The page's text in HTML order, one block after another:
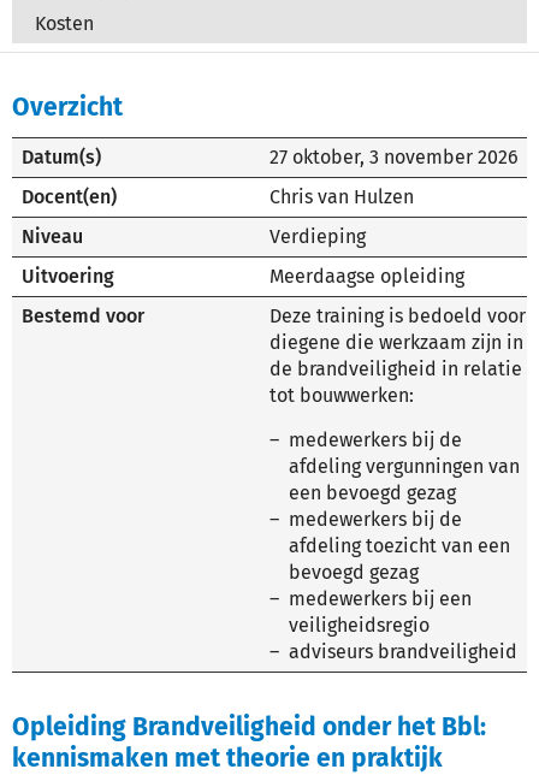
Kosten
Overzicht
Datum(s) 27 oktober, 3 november 2026
Docent(en)
Chris van Hulzen
Niveau
Verdieping
Uitvoering
Meerdaagse opleiding
Bestemd voor
Deze training is bedoeld voor
diegene die werkzaam zijn in
de brandveiligheid in relatie
tot bouwwerken:
medewerkers bij de
afdeling vergunningen van
een bevoegd gezag
medewerkers bij de
afdeling toezicht van een
bevoegd gezag
medewerkers bij een
veiligheidsregio
adviseurs brandveiligheid
Opleiding Brandveiligheid onder het Bbl:
kennismaken met theorie en praktijk